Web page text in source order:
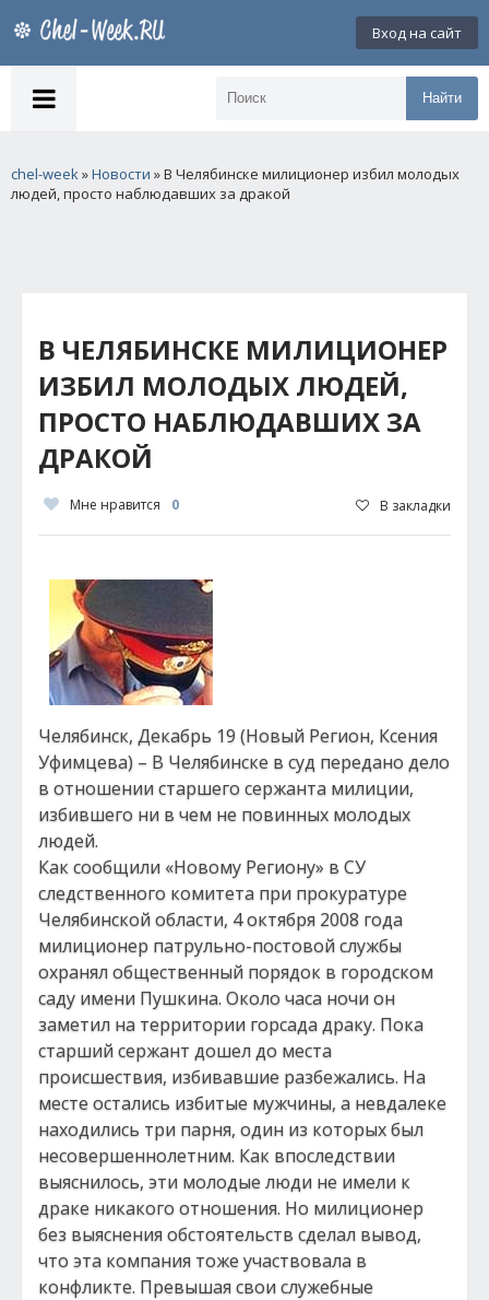
Вход на сайт
Найти
chel-week»Новости » В Челябинске милиционер избил молодых
людей, просто наблюдавших за дракой
В ЧЕЛЯБИНСКЕ МИЛИЦИОНЕР
ИЗБИЛ МОЛОДЫХ ЛЮДЕЙ,
ПРОСТО НАБЛЮДАВШИХ ЗА
ДРАКОЙ
Мне нравится 0 В закладки
Челябинск, Декабрь 19 (Новый Регион, Ксения
Уфимцева) – В Челябинске в суд передано дело
в отношении старшего сержанта милиции,
избившего ни в чем не повинных молодых
людей.
Как сообщили «Новому Региону» в СУ
следственного комитета при прокуратуре
Челябинской области, 4 октября 2008 года
милиционер патрульно-постовой службы
охранял общественный порядок в городском
саду имени Пушкина. Около часа ночи он
заметил на территории горсада драку. Пока
старший сержант дошел до места
происшествия, избивавшие разбежались. На
месте остались избитые мужчины, а невдалеке
находились три парня, один из которых был
несовершеннолетним. Как впоследствии
выяснилось, эти молодые люди не имели к
драке никакого отношения. Но милиционер
без выяснения обстоятельств сделал вывод,
что эта компания тоже участвовала в
конфликте. Превышая свои служебные